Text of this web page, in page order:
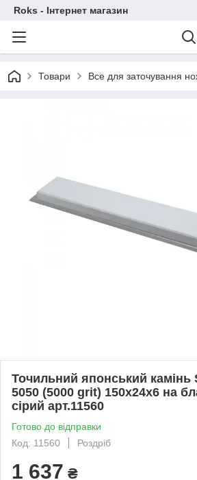
Roks - Інтернет магазин
Товари Все для заточування
Точильний японський камінь
5050 (5000 grit) 150х24х6 на
сірий арт.11560
Готово до відправки
Код: 11560
Роздріб
1 637 ₴